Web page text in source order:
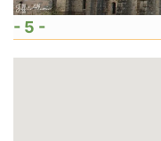
- 5 -